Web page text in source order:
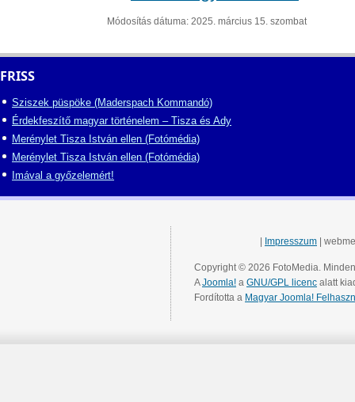
Módosítás dátuma: 2025. március 15. szombat
FRISS
Sziszek püspöke (Maderspach Kommandó)
Érdekfeszítő magyar történelem – Tisza és Ady
Merénylet Tisza István ellen (Fotómédia)
Merénylet Tisza István ellen (Fotómédia)
Imával a győzelemért!
Impresszum |
Copyright © 2026 FotoMedia.
AJoomla! a GNU/GPL licenc alatt
Fordította a Magyar Joomla!